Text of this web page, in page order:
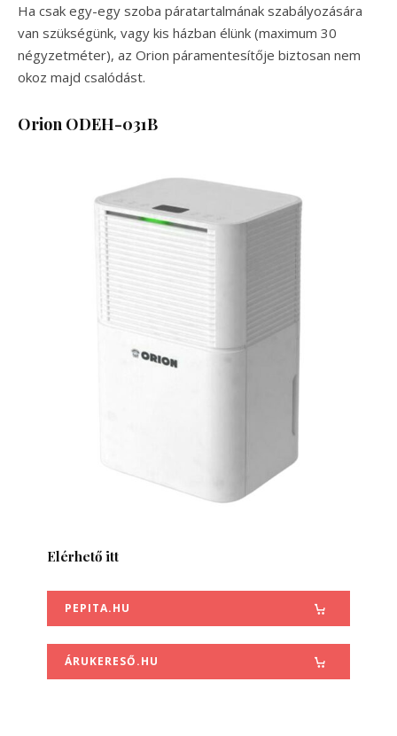
Ha csak egy-egy szoba páratartalmának szabályozására
van szükségünk, vagy kis házban élünk (maximum 30
négyzetméter), az Orion páramentesítője biztosan nem
okoz majd csalódást.
Orion ODEH-031B
Elérhető itt
PEPITA.HU
ÁRUKERESŐ.HU